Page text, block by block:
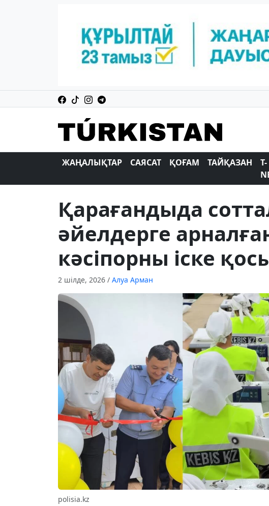
ЖАҢАЛЫҚТАР САЯСАТ ҚОҒАМ ТАЙҚАЗАН
T-
Қарағандыда
әйелдерге арналған
кәсіпорны іске
2 шілде, 2026 / Алуа Арман
polisia.kz